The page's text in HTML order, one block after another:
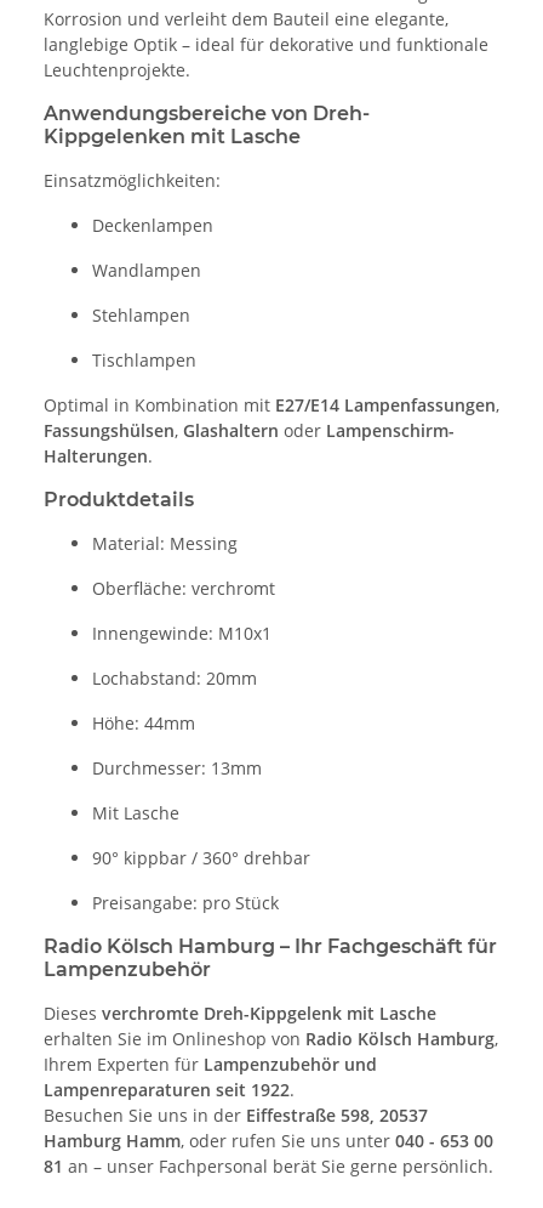
Korrosion und verleiht dem Bauteil eine elegante,
langlebige Optik – ideal für dekorative und funktionale
Leuchtenprojekte.
Anwendungsbereiche von Dreh-
Kippgelenken mit Lasche
Einsatzmöglichkeiten:
Deckenlampen
Wandlampen
Stehlampen
Tischlampen
Optimal in Kombination mit E27/E14 Lampenfassungen,
Fassungshülsen, Glashaltern oder Lampenschirm-
Halterungen.
Produktdetails
Material: Messing
Oberfläche: verchromt
Innengewinde: M10x1
Lochabstand: 20mm
Höhe: 44mm
Durchmesser: 13mm
Mit Lasche
90° kippbar / 360° drehbar
Preisangabe: pro Stück
Radio Kölsch Hamburg – Ihr Fachgeschäft für
Lampenzubehör
Dieses verchromte Dreh-Kippgelenk mit Lasche
erhalten Sie im Onlineshop von Radio Kölsch Hamburg,
Ihrem Experten für Lampenzubehör und
Lampenreparaturen seit 1922.
Besuchen Sie uns in der Eiffestraße 598, 20537
Hamburg Hamm, oder rufen Sie uns unter 040 - 653 00
81 an – unser Fachpersonal berät Sie gerne persönlich.